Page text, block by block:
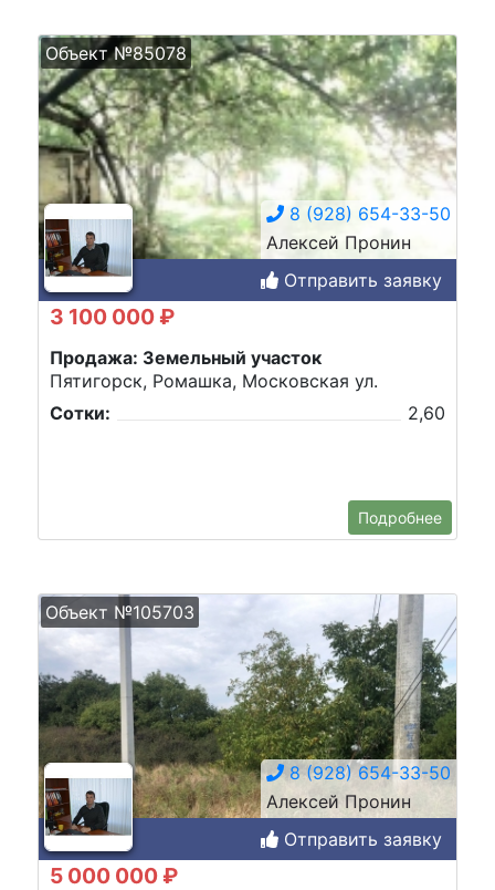
Объект №85078
8 (928) 654-33-50
Алексей Пронин
Отправить заявку
3 100 000 ₽
Продажа: Земельный участок
Пятигорск, Ромашка, Московская ул.
Сотки:
2,60
Подробнее
Объект №105703
8 (928) 654-33-50
Алексей Пронин
Отправить заявку
5 000 000 ₽